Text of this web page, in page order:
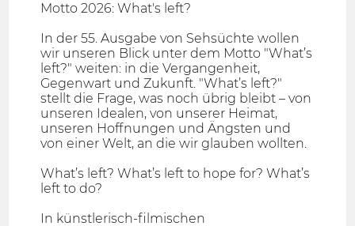
Motto 2026: What's left?
In der 55. Ausgabe von Sehsüchte wollen
wir unseren Blick unter dem Motto "What’s
left?" weiten: in die Vergangenheit,
Gegenwart und Zukunft. "What’s left?"
stellt die Frage, was noch übrig bleibt – von
unseren Idealen, von unserer Heimat,
unseren Hoffnungen und Ängsten und
von einer Welt, an die wir glauben wollten.
What’s left? What’s left to hope for? What’s
left to do?
In künstlerisch-filmischen